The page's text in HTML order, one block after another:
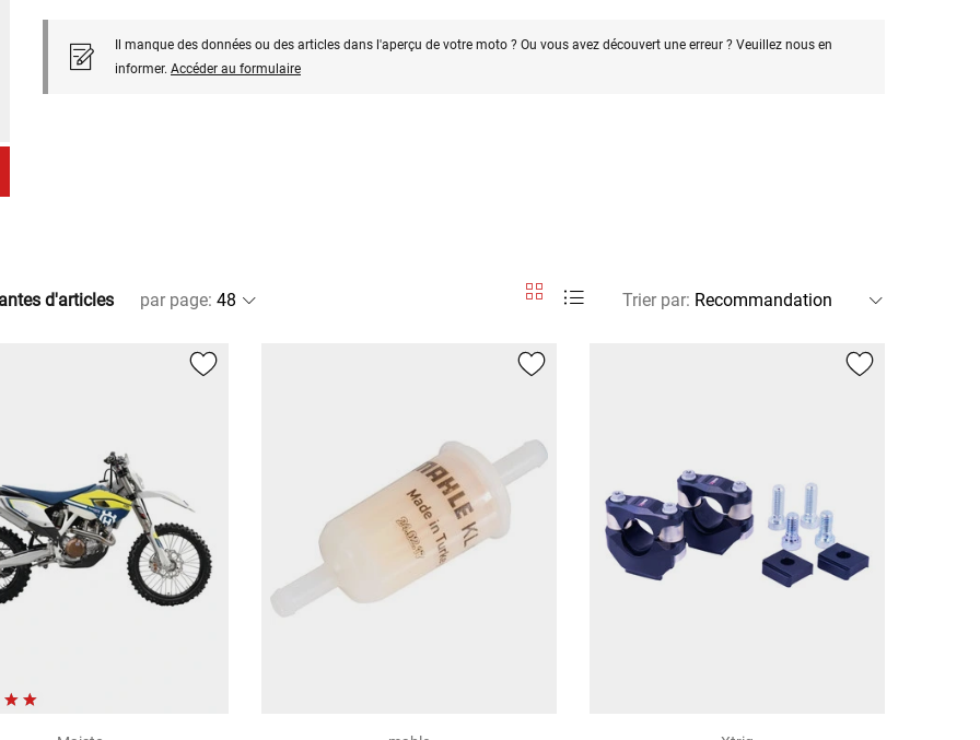
Il manque des données ou des articles dans l'aperçu de votre moto ? Ou vous avez découvert une erreur ? Veuillez nous en
informer. Accéder au formulaire
d'articles par page: Trier par: